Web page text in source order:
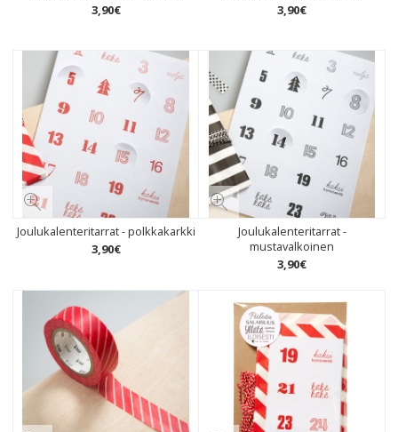
3,90€
3,90€
Joulukalenteritarrat - polkkakarkki
3,90€
Joulukalenteritarrat -
mustavalkoinen
3,90€